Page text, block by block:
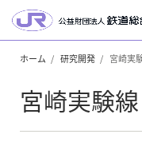
ホーム 研究開発 宮崎実
宮崎実験線